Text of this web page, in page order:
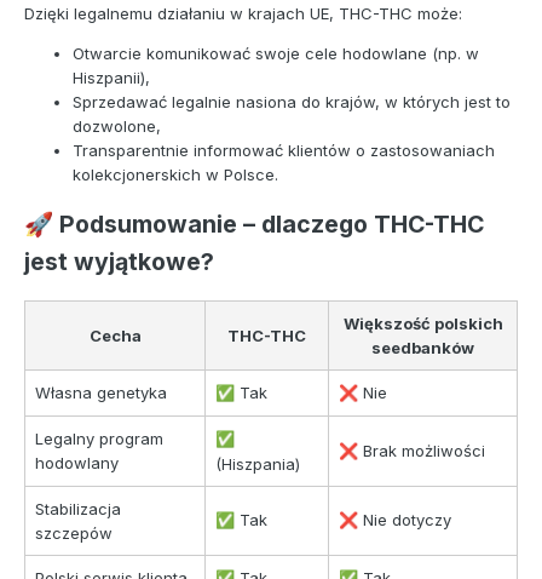
Dzięki legalnemu działaniu w krajach UE, THC-THC może:
Otwarcie komunikować swoje cele hodowlane (np. w
Hiszpanii),
Sprzedawać legalnie nasiona do krajów, w których jest to
dozwolone,
Transparentnie informować klientów o zastosowaniach
kolekcjonerskich w Polsce.
🚀 Podsumowanie – dlaczego THC-THC
jest wyjątkowe?
Cecha THC-THC
Większość polskich
seedbanków
Własna genetyka ✅ Tak ❌ Nie
Legalny program
hodowlany
✅
(Hiszpania)
❌ Brak możliwości
Stabilizacja
szczepów
✅ Tak ❌ Nie dotyczy